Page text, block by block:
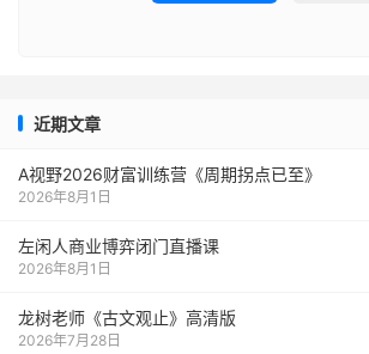
近期文章
A视野2026财富训练营《周期拐点已至》
2026年8月1日
左闲人商业博弈闭门直播课
2026年8月1日
龙树老师《古文观止》高清版
2026年7月28日